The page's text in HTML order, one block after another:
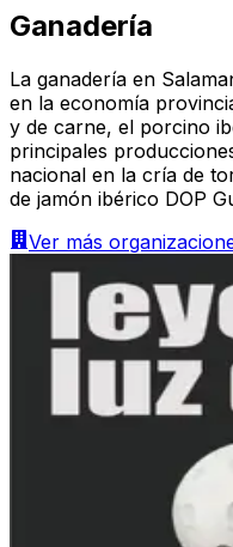
Ganadería
La ganadería en
en la economía
y de carne, el porcino
principales
nacional en la cría de
de jamón ibérico DOP
Ver más